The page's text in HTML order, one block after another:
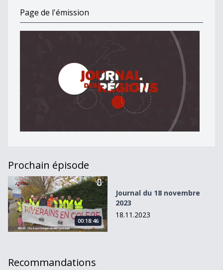
Page de l'émission
Prochain épisode
Journal du 18 novembre 2023
00:18:46
Journal du 18 novembre
2023
18.11.2023
Recommandations